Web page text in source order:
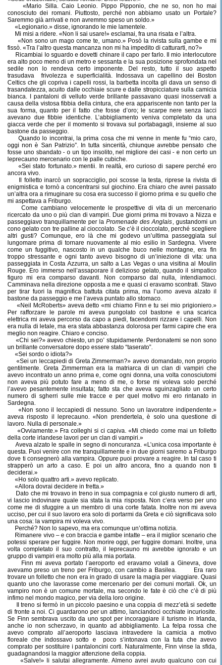
«Mario Silla. Caio Leonio. Pippo Pipponio, che ne so, non ho mai
conosciuto dei romani. Piuttosto, perché non abbiamo usato un Portale?
Saremmo già arrivati e non avremmo speso un soldo.»
«Legionario.» disse, ignorando le mie lamentele.
Mi misi a ridere. «Non li sai usare!» esclamai, fra una risata e l’altra.
«Non sono un mago come te, umano.» Posò la rivista sulla gambe e mi
fissò. «Tra l’altro questa mancanza non mi ha impedito di catturarti, no?»
Ricambiai lo sguardo e dovetti chinare il capo per farlo. Il mio interlocutore
era alto poco meno di un metro e sessanta e la sua posizione sprofondata nel
sedile non lo rendeva certo imponente. Del resto, tutto il suo aspetto
trasudava
frivolezza e superficialità. Indossava un capellino dei Boston
Celtics che gli copriva i capelli rossi, la barbetta incolta gli dava un senso di
trasandatezza, acuito dalle occhiaie scure e dalle stropicciature sulla camicia
bianca. I pantaloni di velluto verde brillante passavano quasi inosservati a
causa della vistosa fibbia della cintura, che era appariscente non tanto per la
sua forma, quanto per il fatto che fosse d’oro; le scarpe nere senza lacci
avevano due fibbie identiche. L’abbigliamento veniva completato da una
giacca verde che per il momento si trovava sul portabagagli, insieme al suo
bastone da passeggio.
Quando lo incontrai, la prima cosa che mi venne in mente fu “mio caro,
oggi non è San Patrizio”. In tutta sincerità, chiunque avrebbe pensato che
fosse uno sbandato - o un tipo insolito, nel migliore dei casi - e non certo un
leprecauno mercenario con le palle cubiche.
«Sei stato fortunato.» mentii. In realtà, ero curioso di sapere perché ero
ancora vivo.
Il folletto inarcò un sopracciglio, poi scosse la testa, riprese la rivista di
enigmistica e tornò a concentrarsi sul giochino. Era chiaro che avrei passato
un’altra ora a rimuginare su cosa era successo il giorno prima e su quello che
mi aspettava a Friburgo.
Come cambiano velocemente le prospettive di vita di un mercenario
ricercato da uno o più clan di vampiri. Due giorni prima mi trovavo a Nizza e
passeggiavo tranquillamente per laPromenade des Anglais, gustandomi un
cono gelato con tre palline al cioccolato. Se c’è il cioccolato, perché scegliere
altri gusti? Comunque, ero là che mi godevo un’ultima passeggiata sul
lungomare prima di tornare nuovamente al mio esilio in Sardegna. Vivere
come un fuggitivo, nascosto in un qualche buco nelle montagne, era fin
troppo stressante e ogni tanto avevo bisogno di un’iniezione di vita: una
passeggiata in Costa Azzurra, un salto a Las Vegas o una visitina al Moulin
Rouge. Ero immerso nell’assaporare il delizioso gelato, quando il simpatico
figuro mi era comparso davanti. Non comparso dal nulla, intendiamoci.
Camminava nella direzione opposta a me e quasi ci eravamo scontrati. Stavo
per tirar fuori la magnifica battuta citata prima, ma l’uomo aveva alzato il
bastone da passeggio e me l’aveva puntato allo stomaco.
«Neil McRoberts» aveva detto «mi chiamo Finn e tu sei mio prigioniero.»
Per rafforzare le parole mi aveva pungolato col bastone e una scarica
elettrica mi aveva percorso da capo a piedi, facendomi rizzare i capelli. Non
era nulla di letale, ma era stata abbastanza dolorosa per farmi capire che era
meglio non reagire. Chiaro e conciso.
«Chi sei?» avevo chiesto, un po’ stupidamente. Perdonatemi se non sono
un brillante conversatore dopo essere stato “taserato”.
«Sei sordo o idiota?»
«Sei un leccapiedi di Greta Zimmerman?» avevo domandato, non proprio
gentilmente. Greta Zimmerman era la matriarca di un clan di vampiri che
avevo incontrato un anno prima e, come ogni donna, una volta conosciutomi
non aveva più potuto fare a meno di me, o forse mi voleva solo perché
l’avevo pesantemente insultata; fatto sta che aveva sguinzagliato un certo
numero di sgherri sulle mie tracce e per quel motivo mi ero rintanato in
Sardegna.
«Non sono il leccapiedi di nessuno. Sono un lavoratore indipendente.»
aveva risposto il leprecauno. «Non prendertela, è solo una questione di
lavoro. Nulla di personale.»
«Ovviamente.» Fra colleghi si ci capiva. «Mi chiedo come mai un folletto
della corte irlandese lavori per un clan di vampiri.»
Aveva alzato le spalle in segno di noncuranza. «L’unica cosa importante è
questa. Puoi venire con me tranquillamente e in due giorni saremo a Friburgo
dove ti consegnerò alla vampira. Oppure puoi provare a reagire. In tal caso ti
strapperò un arto a caso. E poi un altro ancora, fino a quando non ti
deciderai.»
«Ho solo quattro arti.» avevo replicato.
«Allora dovrai decidere in fretta.»
Dato che mi trovavo in treno in sua compagnia e col giusto numero di arti,
vi lascio indovinare quale sia stata la mia risposta. Non c’era verso per uno
come me di sfuggire a un membro di una corte fatata. Inoltre non mi aveva
ucciso, per cui il suo lavoro era solo di portarmi da Greta e ciò significava solo
una cosa: la vampira mi voleva vivo.
Perché? Non lo sapevo, ma era comunque un’ottima notizia.
Rimanere vivo – e con braccia e gambe intatte – era il miglior scenario che
potessi sperare per fuggire. Non morire oggi, per fuggire domani. Inoltre, una
volta completato il suo contratto, il leprecauno mi avrebbe ignorato e un
gruppo di vampiri era molto più alla mia portata.
Finn mi aveva portato l’aeroporto ed eravamo volati a Ginevra, dove
avevamo preso un treno per Friburgo, con cambio a Basilea.
Era raro
trovare un folletto che non era in grado di usare la magia per viaggiare. Quasi
quanto uno che lavorasse come mercenario per dei comuni mortali. Ok, un
vampiro non è un comune mortale, ma secondo le fate è ciò che c’è di più
infimo nel mondo magico, per via della loro origine.
Il treno si fermò in un piccolo paesino e una coppia di mezz’età si sedette
di fronte a noi. Ci guardarono per un attimo, lanciandoci occhiate incuriosite.
Se Finn sembrava uscito da uno spot per incoraggiare il turismo in Irlanda,
anche io non scherzavo, in quanto ad abbigliamento. La felpa rossa che
avevo comprato all’aeroporto lasciava intravedere la camicia a motivo
floreale che indossavo sotto e
poco s’intonava con la tuta che avevo
comprato per sostituire i pantaloncini corti. Naturalmente, Finn vinse la sfida,
guadagnandosi la maggior attenzione della coppia.
«Salve!» li salutai allegramente. Almeno avrei avuto qualcuno con cui